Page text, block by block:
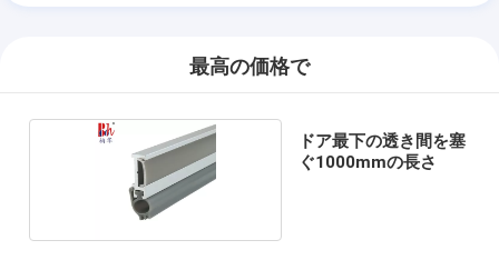
最高の価格で
ドア最下の透き間を塞
ぐ1000mmの長さ